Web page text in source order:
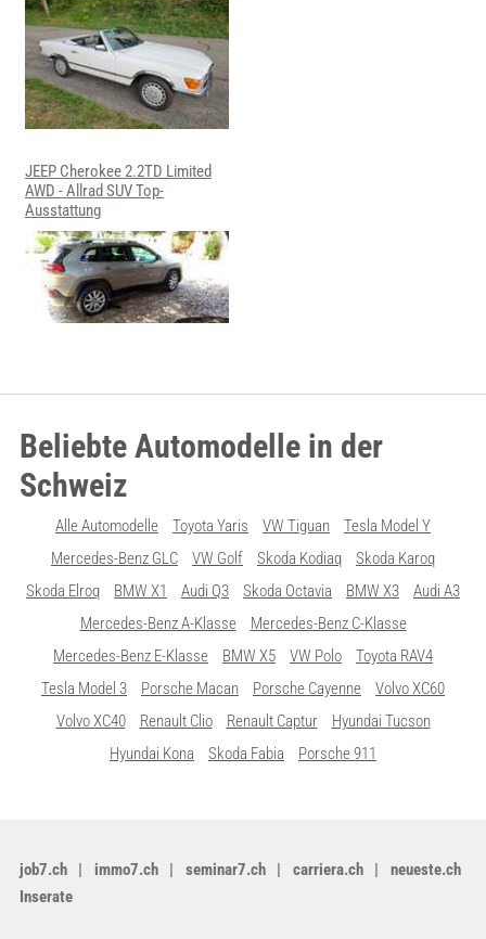
JEEP Cherokee 2.2TD Limited
AWD - Allrad SUV Top-
Ausstattung
Beliebte Automodelle in der
Schweiz
Alle Automodelle Toyota Yaris VW Tiguan
Tesla Model Y
Mercedes-Benz GLC
VW Golf Skoda Kodiaq
Skoda Karoq
Skoda Elroq
BMW X1 Audi Q3 Skoda Octavia BMW X3
Audi A3
Mercedes-Benz A-Klasse
Mercedes-Benz C-Klasse
Mercedes-Benz E-Klasse
BMW X5 VW Polo
Toyota RAV4
Tesla Model 3
Porsche Macan Porsche Cayenne
Volvo XC60
Volvo XC40
Renault Clio Renault Captur
Hyundai Tucson
Hyundai Kona
Skoda Fabia Porsche 911
job7.ch immo7.ch seminar7.ch carriera.ch
neueste.ch
Inserate